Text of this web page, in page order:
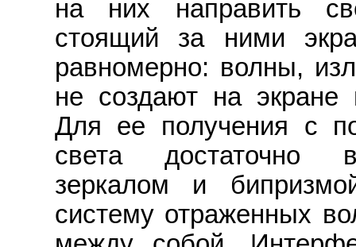
на них направить
стоящий за ними
равномерно: волны,
не создают на экране
Для ее получения с
света достаточно
зеркалом и
систему отраженных